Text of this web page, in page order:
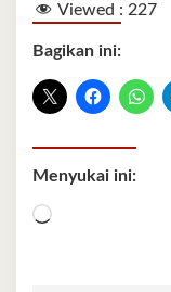
Viewed : 227
Bagikan ini:
Menyukai ini:
Memuat...